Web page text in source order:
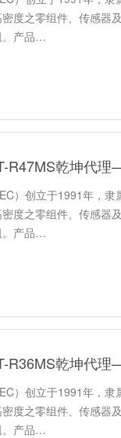
度之零组件、传感器
。产品…
R47MS乾坤代
）创立于1991年，
度之零组件、传感器
。产品…
R36MS乾坤代
）创立于1991年，
度之零组件、传感器
。产品…